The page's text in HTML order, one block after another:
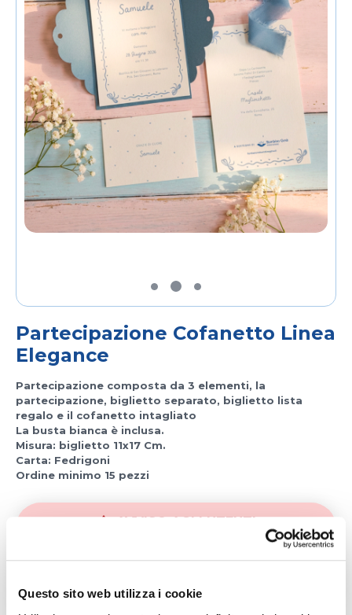
Questo sito web utilizza i cookie
Partecipazione Cofanetto Linea
Elegance
Partecipazione composta da 3 elementi, la
partecipazione, biglietto separato, biglietto lista
regalo e il cofanetto intagliato
La busta bianca è inclusa.
Misura: biglietto 11x17 Cm.
Carta: Fedrigoni
Ordine minimo 15 pezzi
AVVISO AGLI UTENTI
Lieti eventi ad agosto o a inizio settembre?
Ordina le bomboniere entro il 31 luglio.
al 31 agosto a partire dal 1° settembre.